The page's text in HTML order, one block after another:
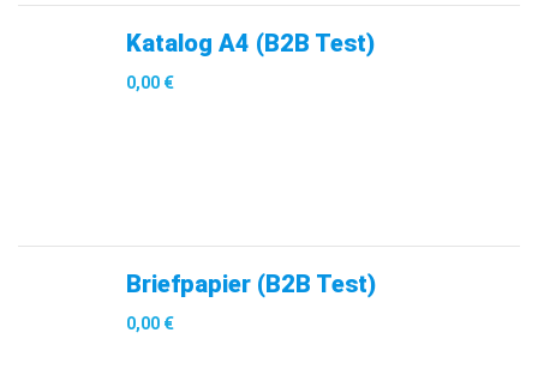
Katalog A4 (B2B Test)
0,00 €
Briefpapier (B2B Test)
0,00 €